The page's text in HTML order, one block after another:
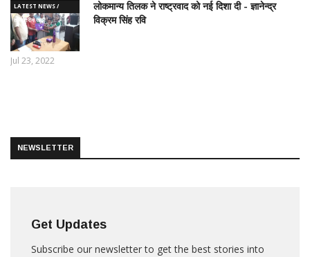
LATEST NEWS /
ताज़ातरीन खबरें
लोकमान्य तिलक ने राष्ट्रवाद को नई दिशा दी - ज्ञानेन्द्र
विक्रम सिंह रवि
Jul 23, 2022
NEWSLETTER
Get Updates
Subscribe our newsletter to get the best stories into